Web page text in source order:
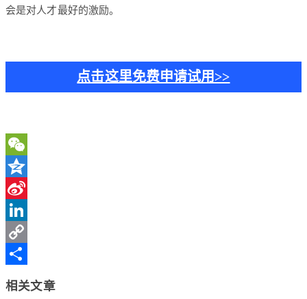
会是对人才最好的激励。
点击这里免费申请试用>>
WeChat
Qzone
Sina
Weibo
LinkedIn
Copy
相关文章